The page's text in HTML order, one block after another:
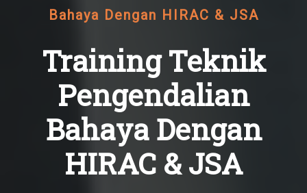
Bahaya Dengan HIRAC & JSA
Training Teknik
Pengendalian
Bahaya Dengan
HIRAC & JSA